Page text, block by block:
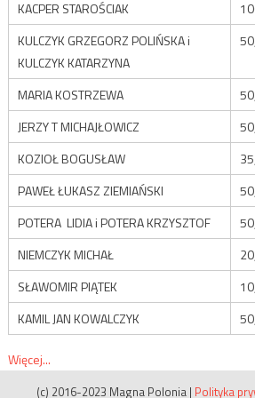
KACPER STAROŚCIAK
KULCZYK GRZEGORZ POLIŃSKA i
KULCZYK KATARZYNA
MARIA KOSTRZEWA
JERZY T MICHAJŁOWICZ
KOZIOŁ BOGUSŁAW
PAWEŁ ŁUKASZ ZIEMIAŃSKI
POTERA LIDIA i POTERA KRZYSZTOF
NIEMCZYK MICHAŁ
SŁAWOMIR PIĄTEK
KAMIL JAN KOWALCZYK
Więcej...
(c) 2016-2023 Magna Polonia | Polityka